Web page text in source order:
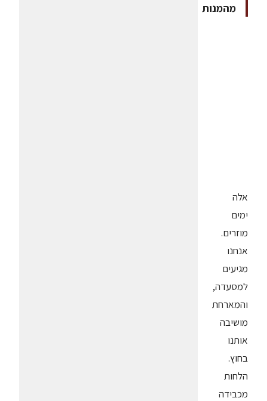
מהמנות
אלה
ימים
מוזרים.
אנחנו
מגיעים
למסעדה,
והמארחת
מושיבה
אותנו
בחוץ.
הלחות
מכבידה